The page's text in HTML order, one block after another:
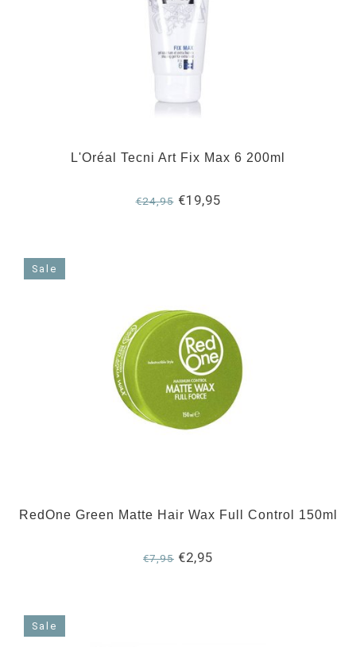
L'Oréal Tecni Art Fix Max 6 200ml
€24,95€19,95
Sale
RedOne Green Matte Hair Wax Full Control 150ml
€7,95 €2,95
Sale